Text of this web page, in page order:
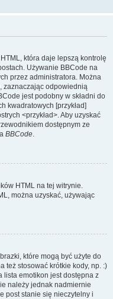
która daje lepszą kontrolę
Używanie BBCode na
przez administratora. Można
zaznaczając odpowiednią
jest podobny w składni do
kwadratowych [przykład]
<przykład>. Aby uzyskać
dostępnym ze
BBCode.
HTML na tej witrynie.
można uzyskać, używając
które mogą być użyte do
też stosować krótkie kody, np. :)
lista emotikon jest dostępna z
należy jednak nadmiernie
post stanie się nieczytelny i